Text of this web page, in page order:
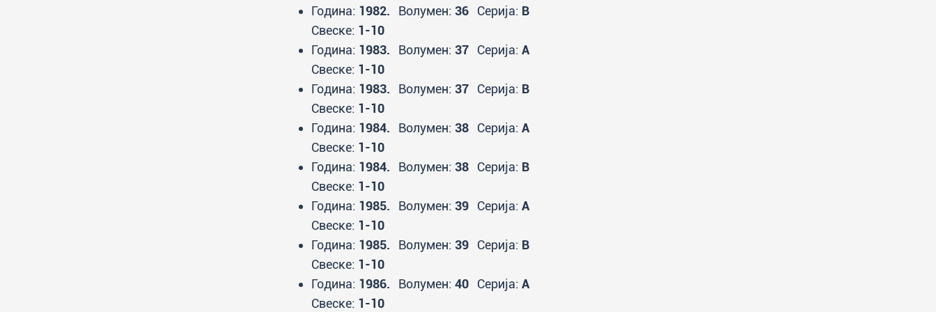
Година: 1982. Волумен: 36 Серија: B
Свеске: 1-10
Година: 1983. Волумен: 37 Серија: A
Свеске: 1-10
Година: 1983. Волумен: 37 Серија: B
Свеске: 1-10
Година: 1984. Волумен: 38 Серија: A
Свеске: 1-10
Година: 1984. Волумен: 38 Серија: B
Свеске: 1-10
Година: 1985. Волумен: 39 Серија: A
Свеске: 1-10
Година: 1985. Волумен: 39 Серија: B
Свеске: 1-10
Година: 1986. Волумен: 40 Серија: A
Свеске: 1-10